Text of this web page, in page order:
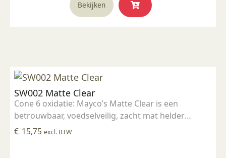
Bekijken
SW002 Matte Clear
Cone 6 oxidatie: Mayco’s Matte Clear is een
betrouwbaar, voedselveilig, zacht mat helder
glazuur. Cone 10 reductie: De afwerking ontwikkelt
€ 15,75 excl. BTW